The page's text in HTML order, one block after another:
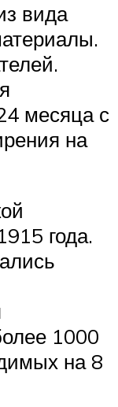
вида
месяца с
на
года.
1000
на 8